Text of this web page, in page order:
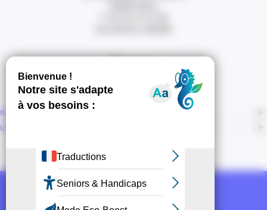
PAGES
LIENS CONNEXES
Recevoir la newsletter CCI